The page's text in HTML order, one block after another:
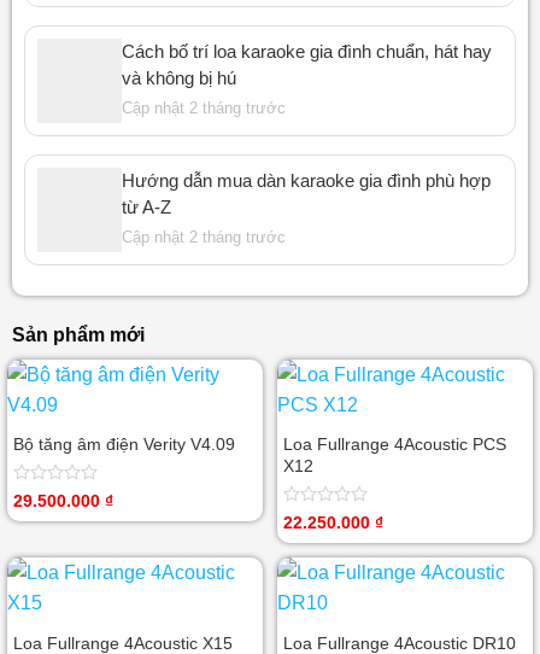
Cách bố trí loa karaoke gia đình chuẩn, hát hay
và không bị hú
Cập nhật 2 tháng trước
Hướng dẫn mua dàn karaoke gia đình phù hợp
từ A-Z
Cập nhật 2 tháng trước
Sản phẩm mới
Bộ tăng âm điện Verity V4.09
Được
5
sao
29.500.000 ₫
Loa Fullrange 4Acoustic PCS
X12
Được
hạng
0
sao
22.250.000 ₫
Loa Fullrange 4Acoustic X15 Loa Fullrange 4Acoustic DR10